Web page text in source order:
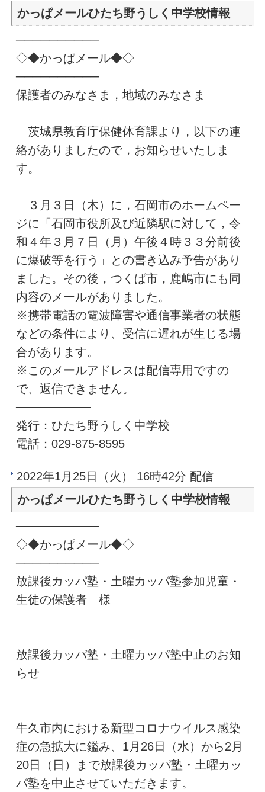
かっぱメールひたち野うしく中学校情報
──────────
◇◆かっぱメール◆◇
──────────
保護者のみなさま，地域のみなさま
茨城県教育庁保健体育課より，以下の連
絡がありましたので，お知らせいたしま
す。
３月３日（木）に，石岡市のホームペー
ジに「石岡市役所及び近隣駅に対して，令
和４年３月７日（月）午後４時３３分前後
に爆破等を行う」との書き込み予告があり
ました。その後，つくば市，鹿嶋市にも同
内容のメールがありました。
※携帯電話の電波障害や通信事業者の状態
などの条件により、受信に遅れが生じる場
合があります。
※このメールアドレスは配信専用ですの
で、返信できません。
─────────
発行：ひたち野うしく中学校
電話：029-875-8595
2022年1月25日（火） 16時42分 配信
かっぱメールひたち野うしく中学校情報
──────────
◇◆かっぱメール◆◇
──────────
放課後カッパ塾・土曜カッパ塾参加児童・
生徒の保護者 様
放課後カッパ塾・土曜カッパ塾中止のお知
らせ
牛久市内における新型コロナウイルス感染
症の急拡大に鑑み、1月26日（水）から2月
20日（日）まで放課後カッパ塾・土曜カッ
パ塾を中止させていただきます。